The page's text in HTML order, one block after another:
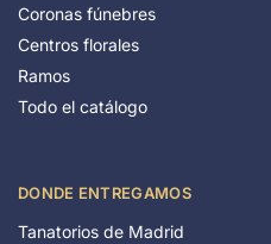
Coronas fúnebres
Centros florales
Ramos
Todo el catálogo
DONDE ENTREGAMOS
Tanatorios de Madrid